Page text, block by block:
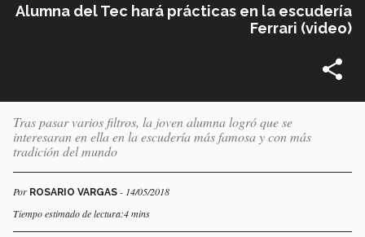
Alumna del Tec hará prácticas en la escudería
Ferrari (video)
Tras pasar varios filtros, la joven alumna logró que se
interesaran en ella en la escudería más famosa y con más
tradición del mundo
Por ROSARIO VARGAS - 14/05/2018
Tiempo estimado de lectura:4 mins